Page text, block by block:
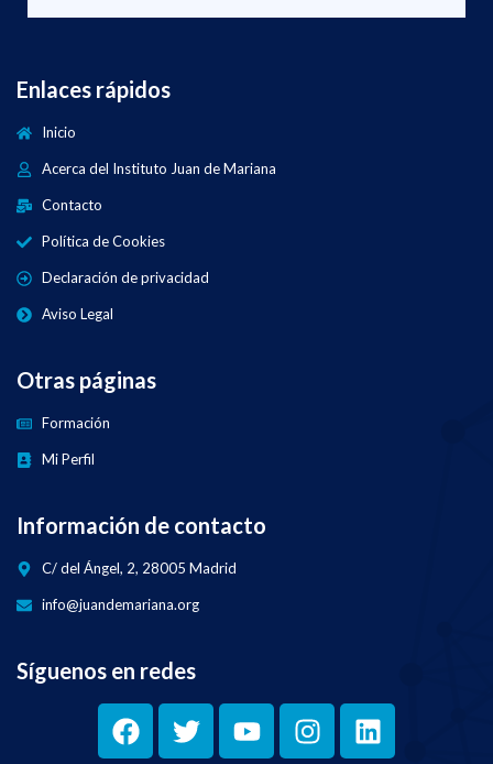
Enlaces rápidos
Inicio
Acerca del Instituto Juan de Mariana
Contacto
Política de Cookies
Declaración de privacidad
Aviso Legal
Otras páginas
Formación
Mi Perfil
Información de contacto
C/ del Ángel, 2, 28005 Madrid
info@juandemariana.org
Síguenos en redes